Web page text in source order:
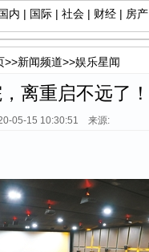
内 | 国际 | 社会 | 财经 | 房产
>>新闻频道>>娱乐星闻
离重启不远了！
05-15 10:30:51 来源: